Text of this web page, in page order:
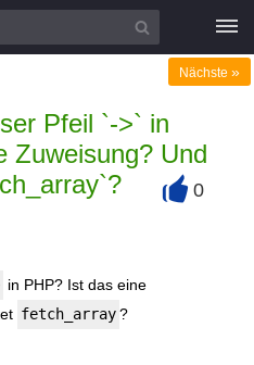
Pfeil `->` in
Zuweisung? Und
Nächste »
0
in PHP? Ist das eine
fetch_array?